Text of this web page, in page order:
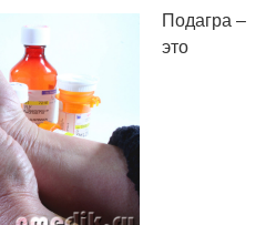
Подагра –
это